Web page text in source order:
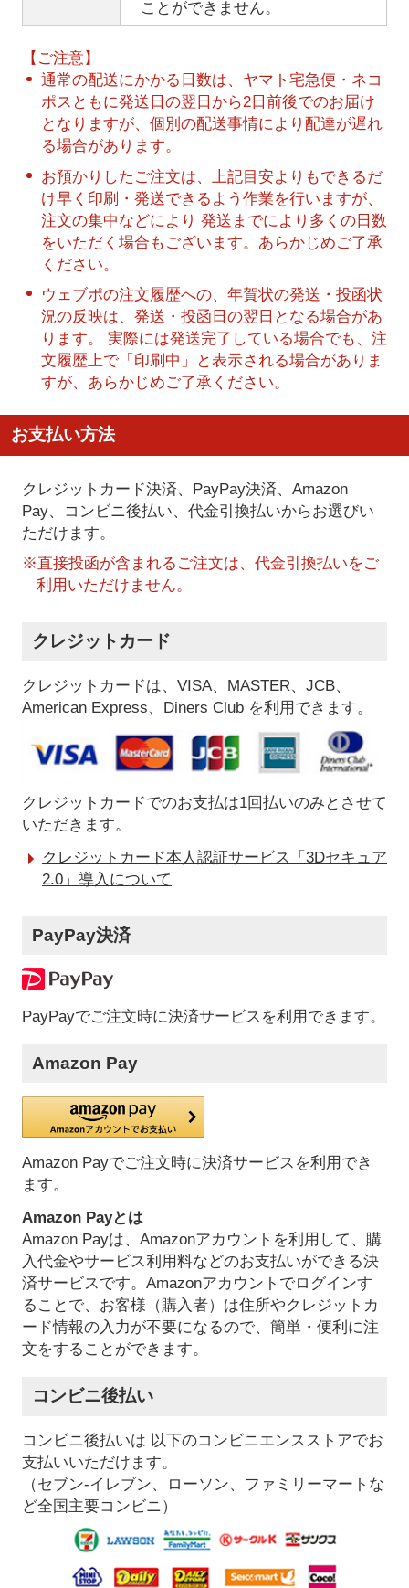
ことができません。
【ご注意】
通常の配送にかかる日数は、ヤマト宅急便・ネコ
ポスともに発送日の翌日から2日前後でのお届け
となりますが、個別の配送事情により配達が遅れ
る場合があります。
お預かりしたご注文は、上記目安よりもできるだ
け早く印刷・発送できるよう作業を行いますが、
注文の集中などにより 発送までにより多くの日数
をいただく場合もございます。あらかじめご了承
ください。
ウェブポの注文履歴への、年賀状の発送・投函状
況の反映は、発送・投函日の翌日となる場合があ
ります。 実際には発送完了している場合でも、注
文履歴上で「印刷中」と表示される場合がありま
すが、あらかじめご了承ください。
お支払い方法
クレジットカード決済、PayPay決済、Amazon
Pay、コンビニ後払い、代金引換払いからお選びい
ただけます。
※直接投函が含まれるご注文は、代金引換払いをご
利用いただけません。
クレジットカード
クレジットカードは、VISA、MASTER、JCB、
American Express、Diners Club を利用できます。
クレジットカードでのお支払は1回払いのみとさせて
いただきます。
クレジットカード本人認証サービス「3Dセキュア
2.0」導入について
PayPay決済
PayPayでご注文時に決済サービスを利用できます。
Amazon Pay
Amazon Payでご注文時に決済サービスを利用でき
ます。
Amazon Payとは
Amazon Payは、Amazonアカウントを利用して、購
入代金やサービス利用料などのお支払いができる決
済サービスです。Amazonアカウントでログインす
ることで、お客様（購入者）は住所やクレジットカ
ード情報の入力が不要になるので、簡単・便利に注
文をすることができます。
コンビニ後払い
コンビニ後払いは 以下のコンビニエンスストアでお
支払いいただけます。
（セブン-イレブン、ローソン、ファミリーマートな
ど全国主要コンビニ）